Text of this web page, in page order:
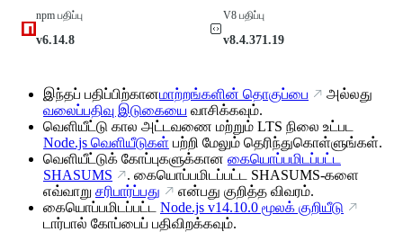
npm பதிப்பு
v6.14.8
V8 பதிப்பு
v8.4.371.19
இந்தப் பதிப்பிற்கானமாற்றங்களின் தொகுப்பை
அல்லது
வலைப்பதிவு இடுகையை வாசிக்கவும்.
வெளியீட்டு கால அட்டவணை மற்றும் LTS நிலை உட்பட
Node.js வெளியீடுகள் பற்றி மேலும் தெரிந்துகொள்ளுங்கள்.
வெளியீட்டுக் கோப்புகளுக்கான கையொப்பமிடப்பட்ட
SHASUMS
. கையொப்பமிடப்பட்ட SHASUMS-களை
எவ்வாறு சரிபார்ப்பது
என்பது குறித்த விவரம்.
கையொப்பமிடப்பட்ட Node.js v14.10.0 மூலக் குறியீடு
டார்பால் கோப்பைப் பதிவிறக்கவும்.